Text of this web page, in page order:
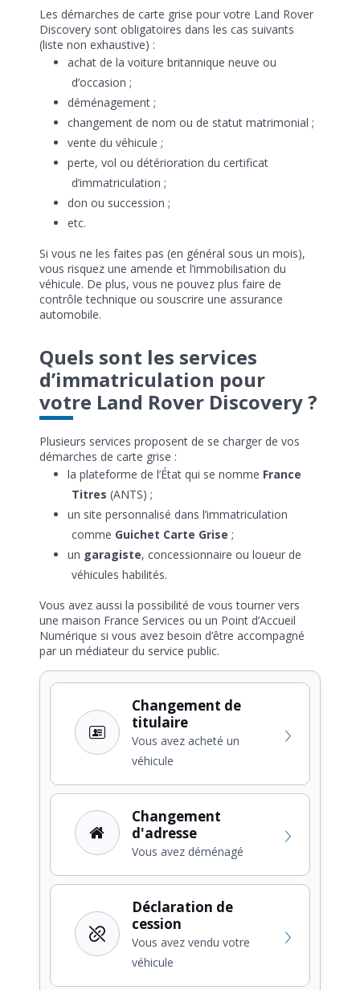
Les démarches de carte grise pour votre Land Rover
Discovery sont obligatoires dans les cas suivants
(liste non exhaustive) :
achat de la voiture britannique neuve ou
d’occasion ;
déménagement ;
changement de nom ou de statut matrimonial ;
vente du véhicule ;
perte, vol ou détérioration du certificat
d’immatriculation ;
don ou succession ;
etc.
Si vous ne les faites pas (en général sous un mois),
vous risquez une amende et l’immobilisation du
véhicule. De plus, vous ne pouvez plus faire de
contrôle technique ou souscrire une assurance
automobile.
Quels sont les services
d’immatriculation pour
votre Land Rover Discovery ?
Plusieurs services proposent de se charger de vos
démarches de carte grise :
la plateforme de l’État qui se nomme France
Titres (ANTS) ;
un site personnalisé dans l’immatriculation
comme Guichet Carte Grise ;
un garagiste, concessionnaire ou loueur de
véhicules habilités.
Vous avez aussi la possibilité de vous tourner vers
une maison France Services ou un Point d’Accueil
Numérique si vous avez besoin d’être accompagné
par un médiateur du service public.
Changement de
titulaire
Vous avez acheté un
véhicule
Changement
d'adresse
Vous avez déménagé
Déclaration de
cession
Vous avez vendu votre
véhicule